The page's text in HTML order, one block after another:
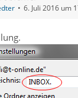
6. Juli 2016 um